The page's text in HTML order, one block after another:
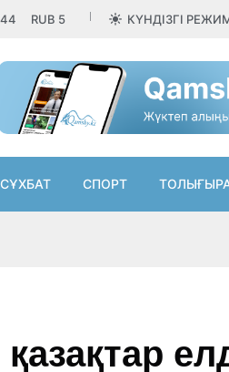
RUB 5 КҮНДІЗГІ
СҰХБАТ СПОРТ